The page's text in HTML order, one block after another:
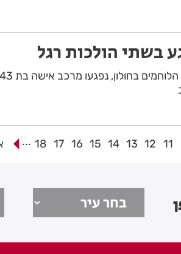
בשתי הולכות רגל
11
12
13
14
15
16
17
18
...